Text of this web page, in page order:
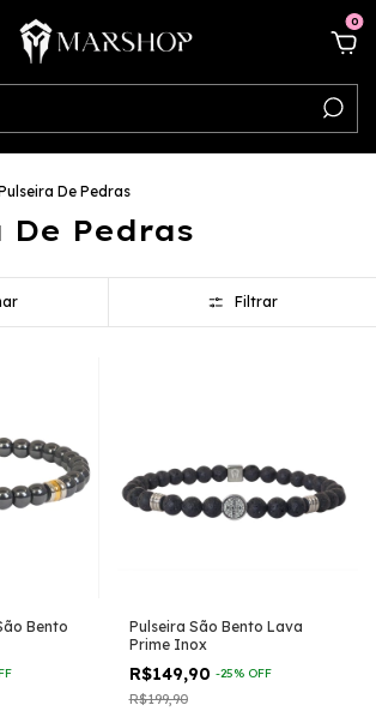
0
De Pedras
De Pedras
Filtrar
Bento
Pulseira São Bento Lava
Prime Inox
R$149,90 -25% OFF
R$199,90